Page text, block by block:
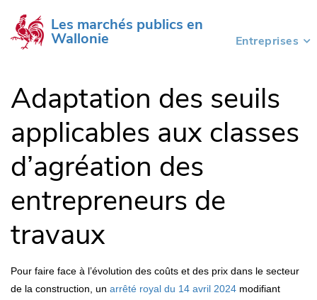
Entreprises
(current)
Les marchés publics en
Wallonie
Adaptation des seuils
applicables aux classes
d’agréation des
entrepreneurs de
travaux
Pour faire face à l’évolution des coûts et des prix dans le secteur
de la construction, un arrêté royal du 14 avril 2024 modifiant